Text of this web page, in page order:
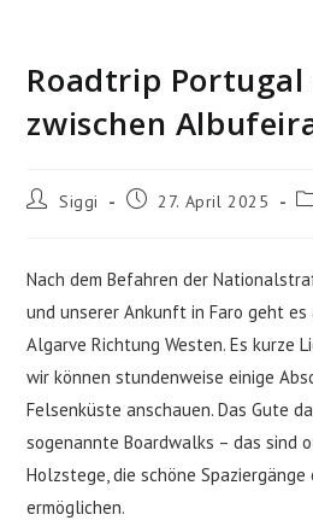
Roadtrip
zwischen
Beitrags-
Siggi
Beitrag27. April 2025
Nach dem Befahren der
und unserer Ankunft in Faro geht
Algarve Richtung Westen. Es kurze
wir können stundenweise einige
Felsenküste anschauen. Das Gute
sogenannte Boardwalks – das sind
Holzstege, die schöne
ermöglichen.